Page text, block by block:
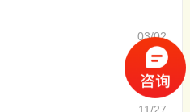
03/02